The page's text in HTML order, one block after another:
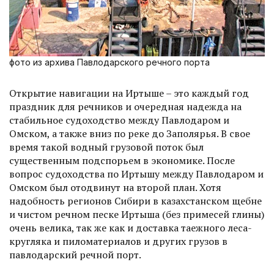
фото из архива Павлодарского речного порта
Открытие навигации на Иртыше – это каждый год
праздник для речников и очередная на­дежда на
стабильное судоходство между Павлодаром и
Омском, а также вниз по реке до Заполярья. В свое
время такой водный грузовой поток был
существенным подспорьем в экономике. После
вопрос судоходства по Иртышу между Павлодаром и
Омском был отодвинут на второй план. Хотя
надобность регионов Сибири в казахстанском щебне
и чистом речном песке Иртыша (без примесей глины)
очень велика, так же как и доставка таежного леса-
кругляка и пиломатериалов и других грузов в
павлодарский речной порт.